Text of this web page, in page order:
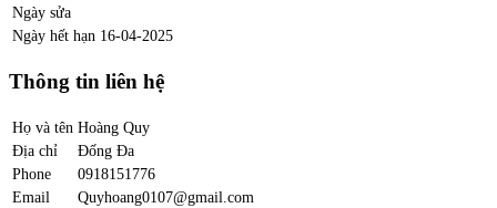
Ngày sửa
Ngày hết hạn 16-04-2025
Thông tin liên hệ
Họ và tên Hoàng Quy
Địa chỉ
Đống Đa
Phone
0918151776
Email
Quyhoang0107@gmail.com